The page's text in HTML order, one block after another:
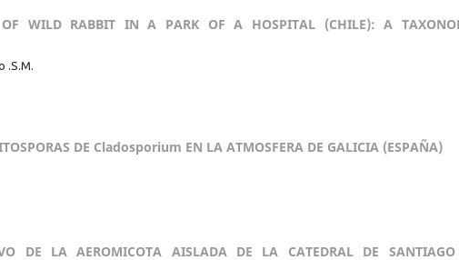
OF WILD RABBIT IN A PARK OF A HOSPITAL (CHILE): A
.S.M.
DE Cladosporium EN LA ATMOSFERA DE GALICIA (ESPAÑA)
DE LA AEROMICOTA AISLADA DE LA CATEDRAL DE